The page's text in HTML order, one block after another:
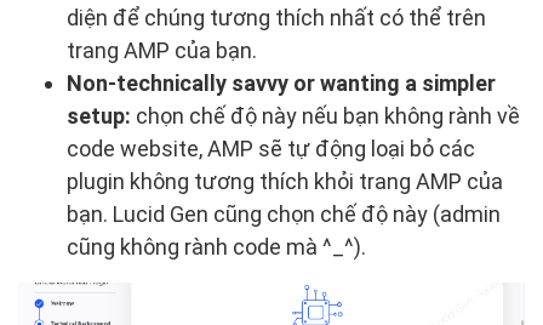
diện để chúng tương thích nhất có thể trên
trang AMP của bạn.
Non-technically savvy or wanting a simpler
setup: chọn chế độ này nếu bạn không rành về
code website, AMP sẽ tự động loại bỏ các
plugin không tương thích khỏi trang AMP của
bạn. Lucid Gen cũng chọn chế độ này (admin
cũng không rành code mà ^_^).